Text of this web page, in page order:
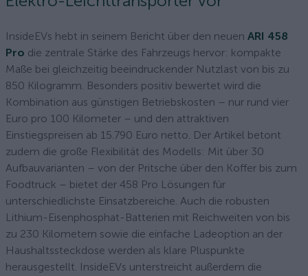
InsideEVs hebt in seinem Bericht über den neuen ARI 458
Pro die zentrale Stärke des Fahrzeugs hervor: kompakte
Maße bei gleichzeitig beeindruckender Nutzlast von bis zu
850 Kilogramm. Besonders positiv bewertet wird die
Kombination aus günstigen Betriebskosten – nur rund vier
Euro pro 100 Kilometer – und den attraktiven
Einstiegspreisen ab 15.790 Euro netto. Der Artikel betont
zudem die große Flexibilität des Modells: Mit über 30
Aufbauvarianten – von der Pritsche über den Koffer bis zum
Foodtruck – bietet der 458 Pro Lösungen für
unterschiedlichste Einsatzbereiche. Auch die robusten
Lithium-Eisenphosphat-Batterien mit Reichweiten von bis
zu 230 Kilometern sowie die einfache Ladeoption an der
Haushaltssteckdose werden als klare Pluspunkte
herausgestellt. InsideEVs unterstreicht außerdem die